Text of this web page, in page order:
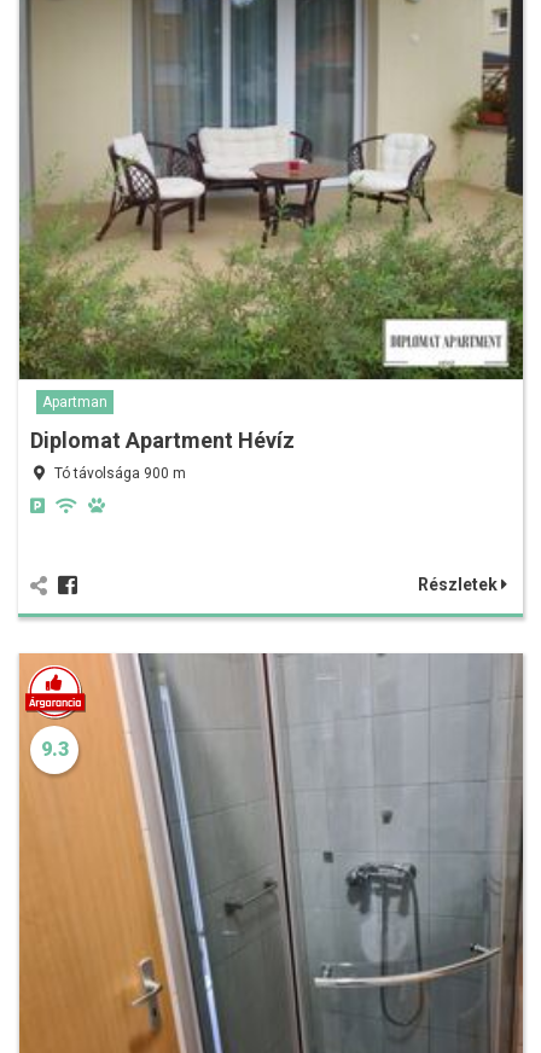
Apartman
Diplomat Apartment Hévíz
Tó távolsága 900 m
Részletek
9.3